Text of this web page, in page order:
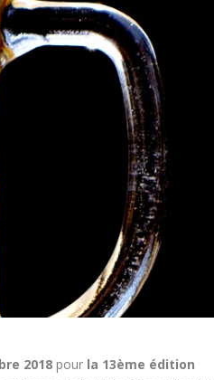
2018 pour la 13ème édition